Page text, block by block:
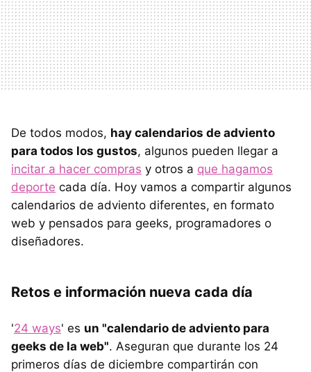
De todos modos, hay calendarios de adviento
para todos los gustos, algunos pueden llegar a
incitar a hacer compras y otros a que hagamos
deporte cada día. Hoy vamos a compartir algunos
calendarios de adviento diferentes, en formato
web y pensados para geeks, programadores o
diseñadores.
Retos e información nueva cada día
'24 ways' es un "calendario de adviento para
geeks de la web". Aseguran que durante los 24
primeros días de diciembre compartirán con